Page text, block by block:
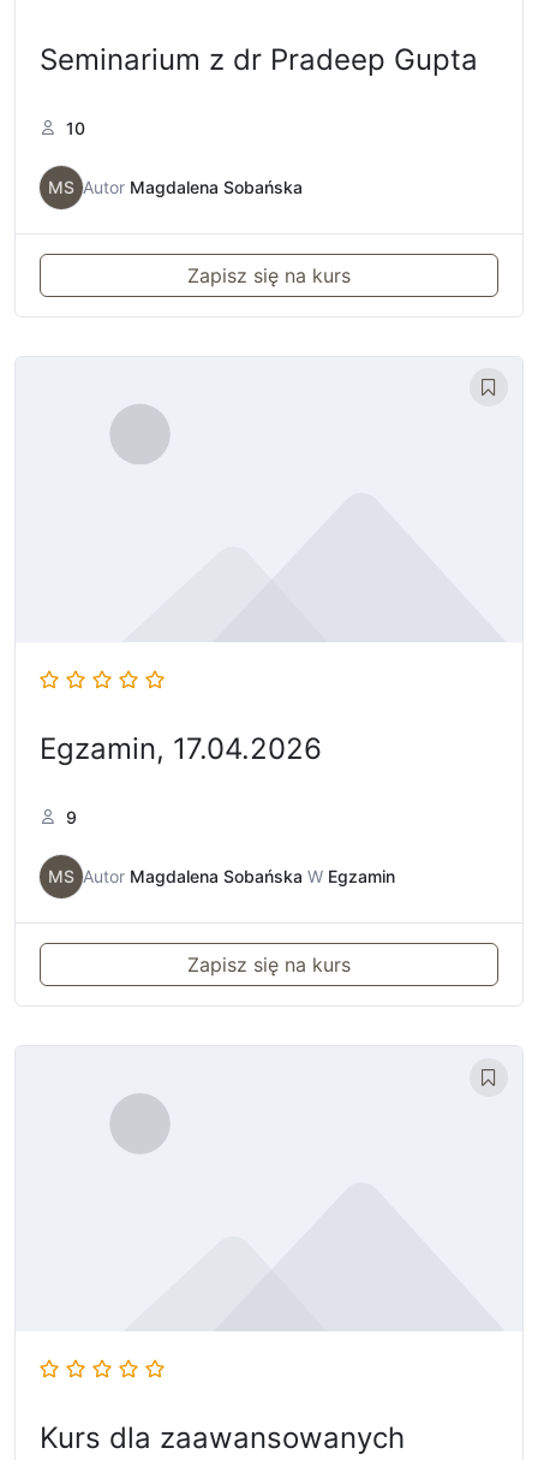
Seminarium z dr Pradeep Gupta
10
MS Autor Magdalena Sobańska
Zapisz się na kurs
Egzamin, 17.04.2026
9
MS Autor Magdalena Sobańska W Egzamin
Zapisz się na kurs
Kurs dla zaawansowanych